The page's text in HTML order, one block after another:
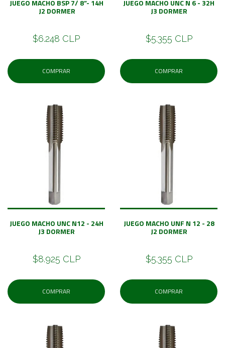
JUEGO MACHO BSP 7/ 8”- 14H
J2 DORMER
$6.248 CLP
COMPRAR
JUEGO MACHO UNC N 6 - 32H
J3 DORMER
$5.355 CLP
COMPRAR
JUEGO MACHO UNC N12 - 24H
J3 DORMER
$8.925 CLP
COMPRAR
JUEGO MACHO UNF N 12 - 28
J2 DORMER
$5.355 CLP
COMPRAR